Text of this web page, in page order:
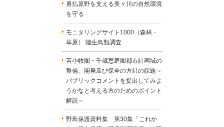
勇払原野を支える美々川の自然環境
を守る
モニタリングサイト1000（森林・
草原） 陸生鳥類調査
苫小牧圏・千歳恵庭圏都市計画域の
整備、開発及び保全の方針の課題～
パブリックコメントを提出してみよ
うかなと考える方のためのポイント
解説～
野鳥保護資料集 第30集「これか